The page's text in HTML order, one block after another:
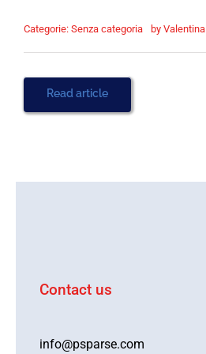
Categorie: Senza categoria by Valentina
Read article
Contact us
info@psparse.com